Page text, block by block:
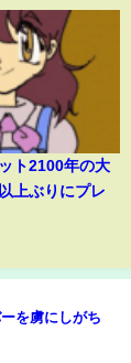
ト2100年の大
上ぶりにプレ
を虜にしがち